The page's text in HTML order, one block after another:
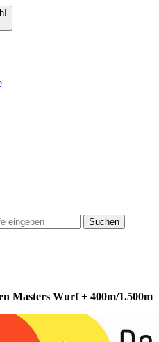
Suchen
Masters Wurf + 400m/1.500m